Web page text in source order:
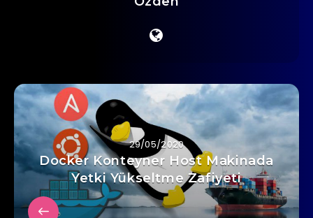
29/05/2020
Docker Konteyner Host Makinada
Yetki Yükseltme Zafiyeti